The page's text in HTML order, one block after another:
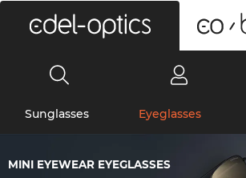
Sunglasses Eyeglasses
MINI EYEWEAR EYEGLASSES